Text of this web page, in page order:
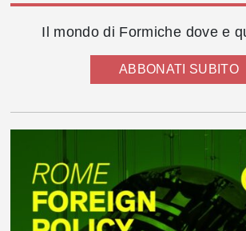
Il mondo di Formiche dove e
ABBONATI SUBITO